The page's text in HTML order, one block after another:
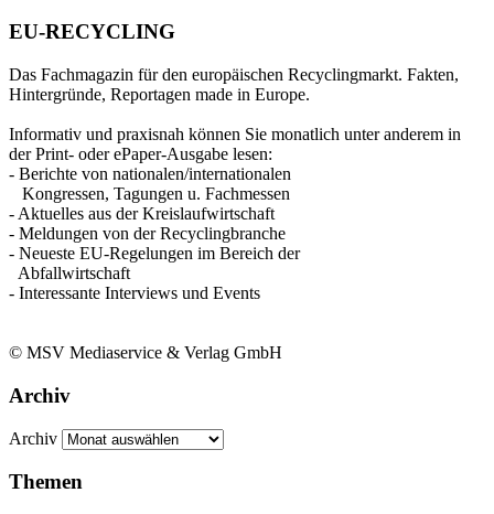
EU-RECYCLING
Das Fachmagazin für den europäischen Recyclingmarkt. Fakten,
Hintergründe, Reportagen made in Europe.
Informativ und praxisnah können Sie monatlich unter anderem in
der Print- oder ePaper-Ausgabe lesen:
- Berichte von nationalen/internationalen
Kongressen, Tagungen u. Fachmessen
- Aktuelles aus der Kreislaufwirtschaft
- Meldungen von der Recyclingbranche
- Neueste EU-Regelungen im Bereich der
Abfallwirtschaft
- Interessante Interviews und Events
© MSV Mediaservice & Verlag GmbH
Archiv
Archiv
Themen